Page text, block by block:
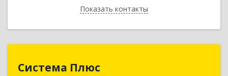
Показать контакты
Назад
Система Плюс